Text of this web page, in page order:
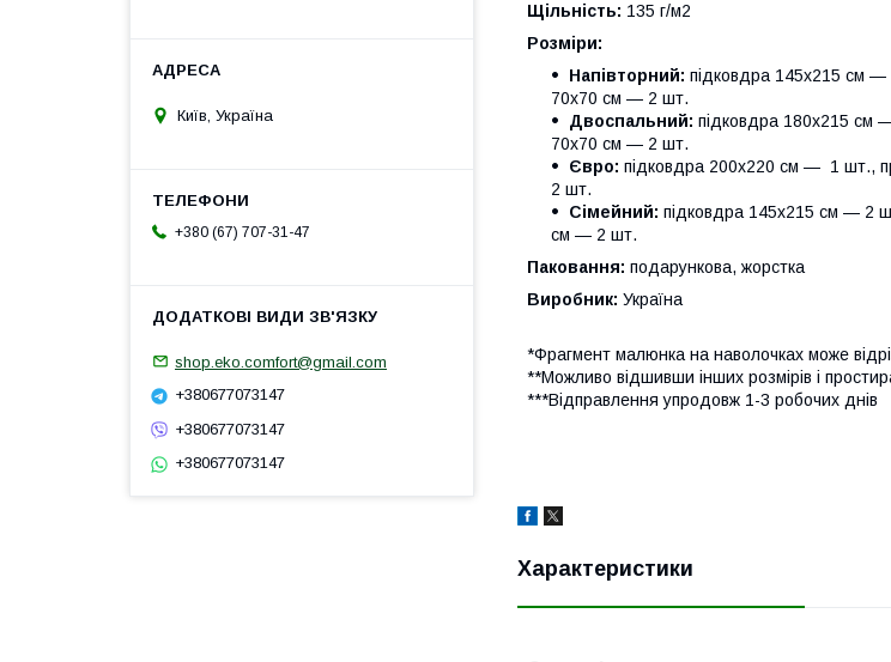
Щільність: 135 г/м2
Розміри:
Напівторний: підковдра 145х215 см
70х70 см — 2 шт.
Двоспальний: підковдра 180х215 см
70х70 см — 2 шт.
Євро: підковдра 200х220 см — 1 шт.,
2 шт.
Сімейний: підковдра 145х215 см — 2
см — 2 шт.
Паковання: подарункова, жорстка
Виробник: Україна
*Фрагмент малюнка на наволочках може
**Можливо відшивши інших розмірів і
***Відправлення упродовж 1-3 робочих днів
Характеристики
Київ, Україна
+380 (67) 707-31-47
shop.eko.comfort@gmail.com
+380677073147
+380677073147
+380677073147